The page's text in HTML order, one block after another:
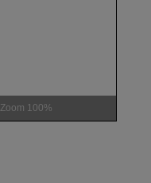
Zoom 100%